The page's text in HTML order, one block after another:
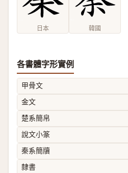
日本 韓國
各書體字形實例
甲骨文
金文
楚系簡帛
說文小篆
秦系簡牘
隸書